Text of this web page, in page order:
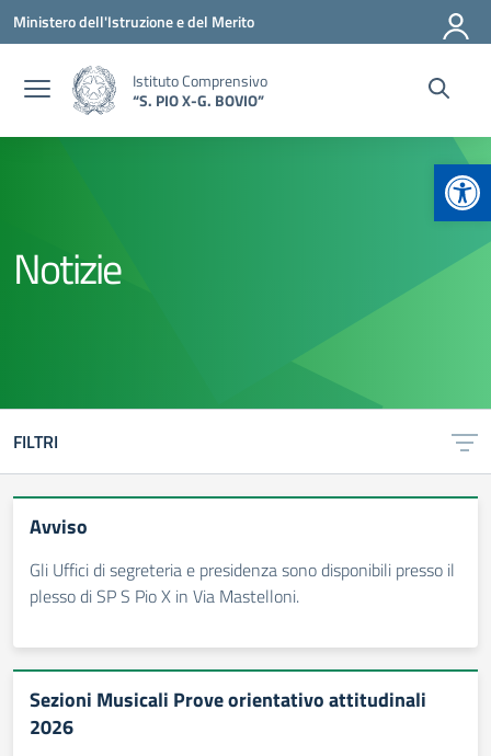
Vai ai contenuti
Vai al menu di navigazione
Vai al footer
Ministero dell'Istruzione e del Merito
Istituto Comprensivo
“S. PIO X-G. BOVIO”
Notizie
FILTRI
Avviso
Gli Uffici di segreteria e presidenza sono disponibili presso il
plesso di SP S Pio X in Via Mastelloni.
Sezioni Musicali Prove orientativo attitudinali
2026